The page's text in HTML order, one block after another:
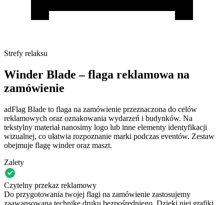
Strefy relaksu
Winder Blade – flaga reklamowa na
zamówienie
adFlag Blade to flaga na zamówienie przeznaczona do celów
reklamowych oraz oznakowania wydarzeń i budynków. Na
tekstylny materiał nanosimy logo lub inne elementy identyfikacji
wizualnej, co ułatwia rozpoznanie marki podczas eventów. Zestaw
obejmuje flagę winder oraz maszt.
Zalety
Czytelny przekaz reklamowy
Do przygotowania twojej flagi na zamówienie zastosujemy
zaawansowaną technikę druku bezpośredniego. Dzięki niej grafiki